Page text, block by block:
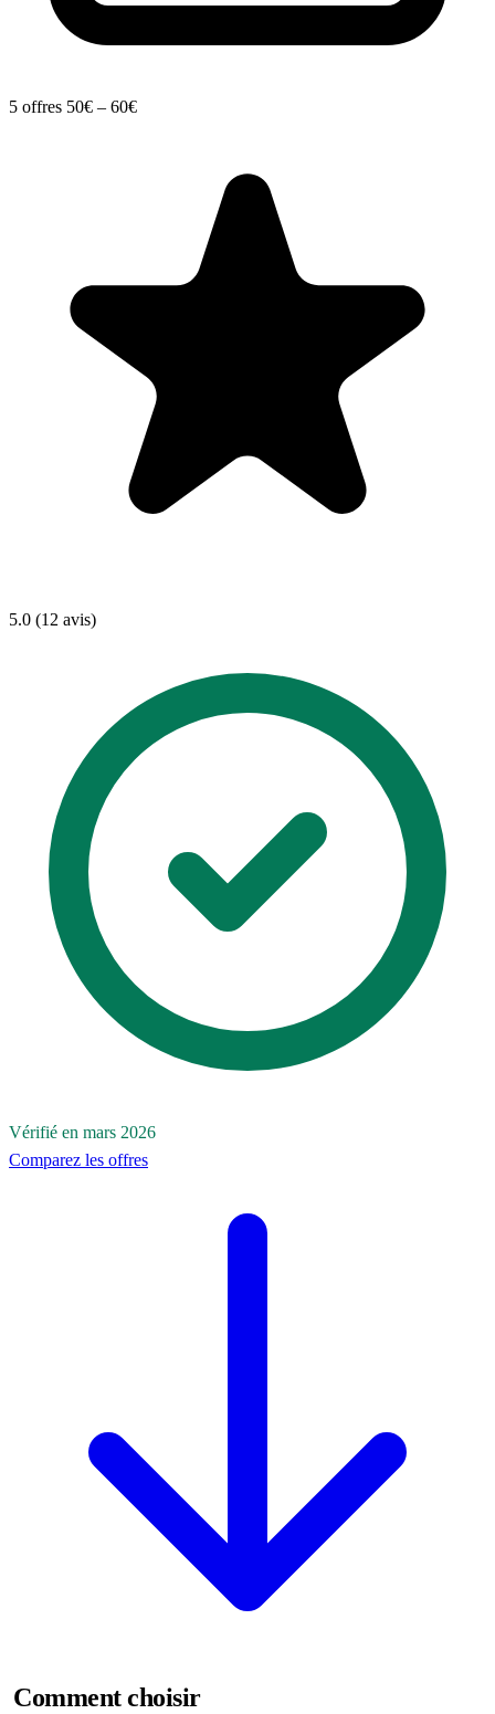
5 offres 50€ – 60€
5.0 (12 avis)
Vérifié en mars 2026
Comparez les offres
Comment choisir